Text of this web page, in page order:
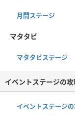
月間ステージ
マタタビ
マタタビステージ
イベントステージの
イベントステージ